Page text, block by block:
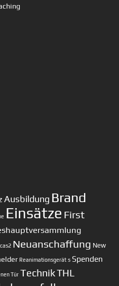
Ausbildung Brand
Einsätze First
Neuanschaffung New
Reanimationsgerät s Spenden
Tür TechnikTHL